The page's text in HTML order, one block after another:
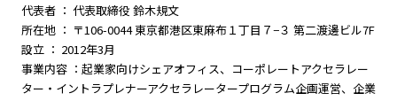
代表者 ： 代表取締役 鈴木規文
所在地 ： 〒106-0044 東京都港区東麻布１丁目７−３ 第二渡邊ビル7F
設立 ： 2012年3月
事業内容 ：起業家向けシェアオフィス、コーポレートアクセラレー
ター・イントラプレナーアクセラレータープログラム企画運営、企業